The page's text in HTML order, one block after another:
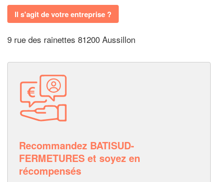
Il s'agit de votre entreprise ?
9 rue des rainettes 81200 Aussillon
Recommandez BATISUD-
FERMETURES et soyez en
récompensés